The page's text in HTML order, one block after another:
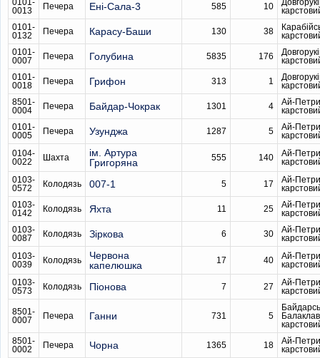
0101-
0013
Печера Ені-Сала-3 585 10
0101-
0132
Печера Карасу-Баши 130 38
0101-
0007
Печера Голубина 5835 176
0101-
0018
Печера Грифон 313 1
8501-
0004
Печера Байдар-Чокрак 1301 4
Ай-
0101-
0005
Печера Узунджа 1287 5
Ай-
0104-
0022
Шахта
ім. Артура
Григоряна
555 140
Ай-
0103-
0572
Колодязь 007-1 5 17
Ай-
0103-
0142
Колодязь Яхта 11 25
Ай-
0103-
0087
Колодязь Зіркова 6 30
Ай-
0103-
0039
Колодязь
Червона
капелюшка
17 40
Ай-
0103-
0573
Колодязь Піонова 7 27
Ай-
8501-
0007
Печера Ганни 731 5
8501-
0002
Печера Чорна 1365 18
Ай-